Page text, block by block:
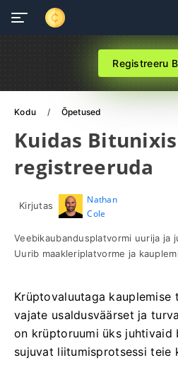
Registreeru
Kodu Õpetused
Kuidas Bitunixis
registreeruda
Kirjutas
Nathan
Cole
Veebikaubandusplatvormi uurija ja
Uurib maakleriplatvorme ja
Krüptovaluutaga kauplemise
vajate usaldusväärset ja
on krüptoruumi üks juhtivaid
sujuvat liitumisprotsessi teie